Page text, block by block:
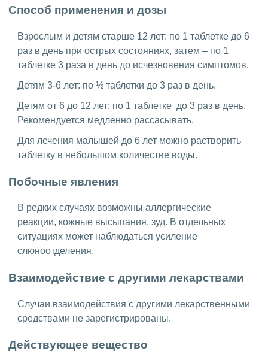
Способ применения и дозы
Взрослым и детям старше 12 лет: по 1 таблетке до 6
раз в день при острых состояниях, затем – по 1
таблетке 3 раза в день до исчезновения симптомов.
Детям 3-6 лет: по ½ таблетки до 3 раз в день.
Детям от 6 до 12 лет: по 1 таблетке до 3 раз в день.
Рекомендуется медленно рассасывать.
Для лечения малышей до 6 лет можно растворить
таблетку в небольшом количестве воды.
Побочные явления
В редких случаях возможны аллергические
реакции, кожные высыпания, зуд. В отдельных
ситуациях может наблюдаться усиление
слюноотделения.
Взаимодействие с другими лекарствами
Случаи взаимодействия с другими лекарственными
средствами не зарегистрированы.
Действующее вещество